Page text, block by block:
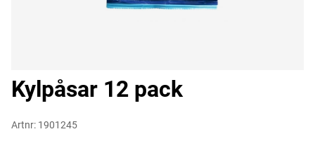
Kylpåsar 12 pack
Artnr: 1901245